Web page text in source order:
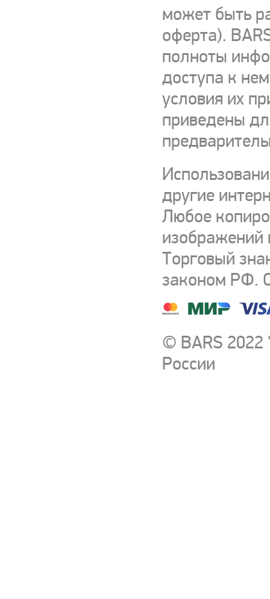
может быть
оферта).
полноты
доступа к
условия их
приведены
другие
Любое
изображений
Торговый
законом РФ.
© BARS
России